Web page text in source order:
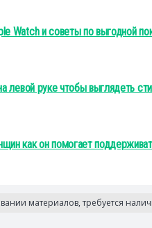
Watch и советы по выгодной
левой руке чтобы выглядеть
как он помогает
материалов, требуется